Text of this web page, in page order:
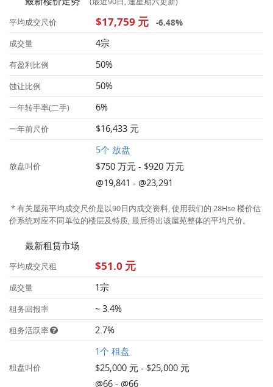
平均成交尺价
$17,759 元 -6.48%
成交量 4宗
有盈利比例 50%
蚀让比例 50%
一年转手率(二手) 6%
一年前尺价 $16,433 元
放盘叫价
5个 放盘
$750 万元 - $920 万元
@19,841 - @23,291
* 有关屋苑平均成交尺价是以90日内成交资料, 使用我们的 28Hse 楼价估
价系统对应不同单位的楼层及特质, 最后得出该屋苑整体的平均尺价。
最新租赁市场
平均成交尺租 $51.0 元
成交量 1宗
租务回报率 ~ 3.4%
租务活跃率 2.7%
租盘叫价
1个 租盘
$25,000 元 - $25,000 元
@66 - @66